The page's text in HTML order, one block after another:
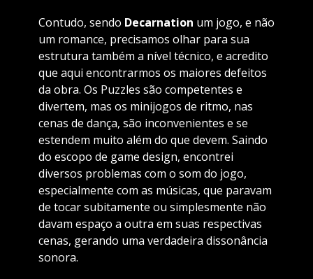
Contudo, sendo Decarnation um jogo, e não
um romance, precisamos olhar para sua
estrutura também a nível técnico, e acredito
que aqui encontrarmos os maiores defeitos
da obra. Os Puzzles são competentes e
divertem, mas os minijogos de ritmo, nas
cenas de dança, são inconvenientes e se
estendem muito além do que devem. Saindo
do escopo de game design, encontrei
diversos problemas com o som do jogo,
especialmente com as músicas, que paravam
de tocar subitamente ou simplesmente não
davam espaço a outra em suas respectivas
cenas, gerando uma verdadeira dissonância
sonora.